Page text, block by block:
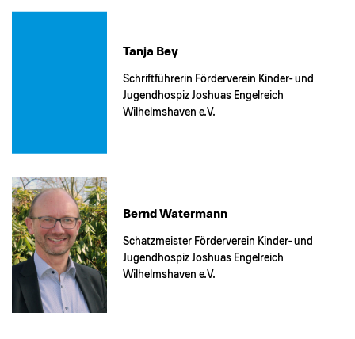
Tanja Bey
Schriftführerin Förderverein Kinder- und
Jugendhospiz Joshuas Engelreich
Wilhelmshaven e.V.
Bernd Watermann
Schatzmeister Förderverein Kinder- und
Jugendhospiz Joshuas Engelreich
Wilhelmshaven e.V.